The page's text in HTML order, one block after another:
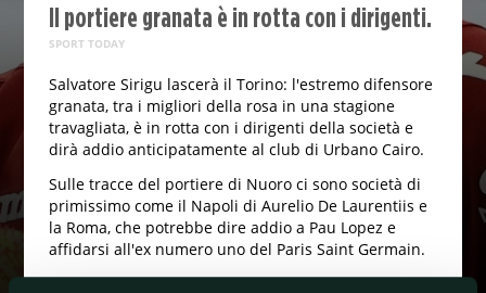
Il portiere granata è in rotta con i dirigenti.
SPORT TODAY
Salvatore Sirigu lascerà il Torino: l'estremo difensore
granata, tra i migliori della rosa in una stagione
travagliata, è in rotta con i dirigenti della società e
dirà addio anticipatamente al club di Urbano Cairo.
Sulle tracce del portiere di Nuoro ci sono società di
primissimo come il Napoli di Aurelio De Laurentiis e
la Roma, che potrebbe dire addio a Pau Lopez e
affidarsi all'ex numero uno del Paris Saint Germain.